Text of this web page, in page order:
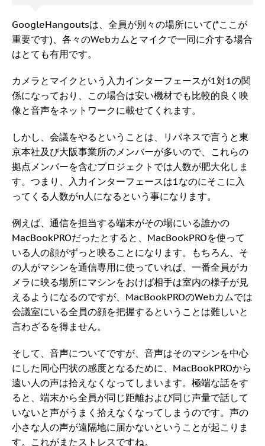
GoogleHangoutsは、全員が別々の場所にいて(*ここが
重要です)、各々のWebカムとマイクで一同に介する場合
はとても有用です。
カメラとマイクという入力インターフェースが1対1の関
係になっており、この場合は安い機材でも比較的良く映
像と音声をネットワークに載せてくれます。
しかし、会議をやるということは、リバネスで言うと東
京本社及び大阪事業所のメンバーが多いので、これらの
拠点メンバーを含むプロジェクトでは人数が肥大化しま
す。つまり、入力インターフェースは1なのにそこに入
ってくる人数がn人になるという事になります。
例えば、通信を担当する端末がその場にいる誰かの
MacBookPROだったとすると、MacBookPROを使って
いる人の顔がずっと映ることになります。もちろん、そ
の人がマシンを通信専用に使っていれば、一番全員がカ
メラに映る場所にマシンをおけば相手は室内の様子が見
えるようになるのですが、MacBookPROのWebカムでは
会議室にいる全員の顔を把握するということは難しいと
言わざるを得ません。
そして、音声についてですが、音声はそのマシンを中心
にした同心円状の感度となるために、MacBookPROから
遠い人の声は拾えなくなってしまいます。極端な話をす
ると、端末から全員が同じ距離および同じ声量で話して
いないと声がうまく拾えなくなってしまうのです。声の
小さな人の声が遠隔地に届かないということが起こりま
す。これがまたストレスですね。